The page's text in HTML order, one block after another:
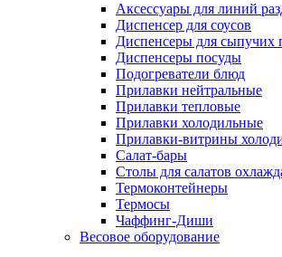
Аксессуары для линий
Диспенсер для соусов
Диспенсеры для сыпучих
Диспенсеры посуды
Подогреватели блюд
Прилавки нейтральные
Прилавки тепловые
Прилавки холодильные
Прилавки-витрины
Салат-бары
Столы для салатов
Термоконтейнеры
Термосы
Чаффинг-Диши
Весовое оборудование